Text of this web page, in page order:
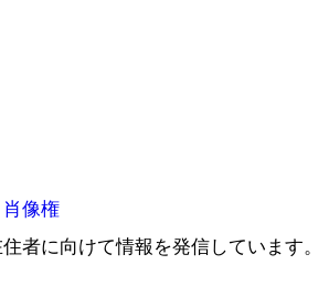
像権
者に向けて情報を発信しています。